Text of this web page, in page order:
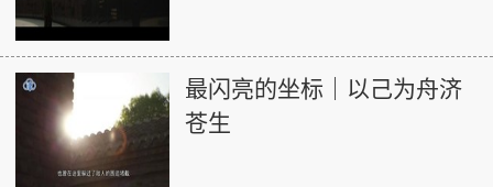
最闪亮的坐标｜以己为舟济
苍生